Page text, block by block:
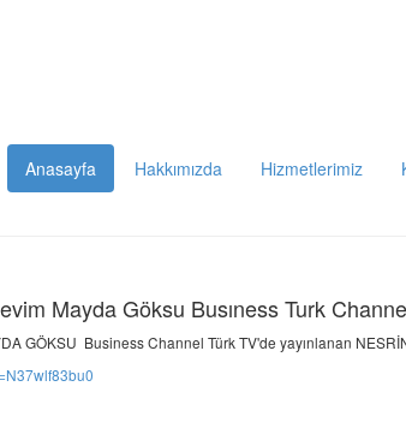
Anasayfa Hakkımızda Hizmetlerimiz
Mayda Göksu Busıness Turk
GÖKSU Business Channel Türk TV'de yayınlanan